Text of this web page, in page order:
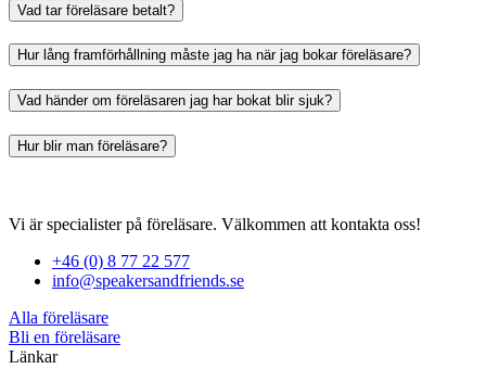
Vad tar föreläsare betalt?
Hur lång framförhållning måste jag ha när jag bokar föreläsare?
Vad händer om föreläsaren jag har bokat blir sjuk?
Hur blir man föreläsare?
Vi är specialister på föreläsare. Välkommen att kontakta oss!
+46 (0) 8 77 22 577
info@speakersandfriends.se
Alla föreläsare
Bli en föreläsare​
Länkar